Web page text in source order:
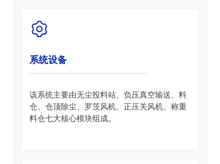
系统设备
该系统主要由无尘投料站、负压真空输送、料
仓、仓顶除尘、罗茨风机、正压关风机、称重
料仓七大核心模块组成。